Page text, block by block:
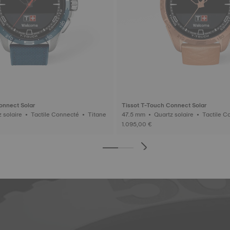
Solar
47.5 mm • Quartz solaire • Tactile Connecté • Titane
Tissot T-Touch Connect Solar
47.5 mm • Quartz solaire • Tactile Connecté • Cérami
que
1.095,00 €